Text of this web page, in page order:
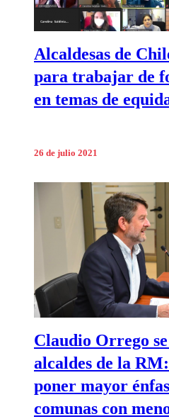
Alcaldesas de
para trabajar de
en temas de
26 de julio 2021
Claudio Orrego
alcaldes de la
poner mayor
comunas con